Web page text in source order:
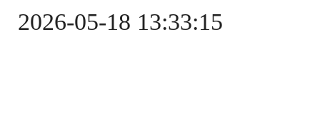
2026-05-18 13:33:15